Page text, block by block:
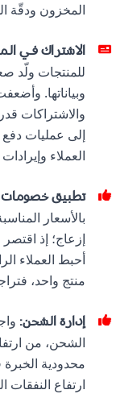
المخزون ودقّة
الاشتراك في
للمنتجات ولّد
وبياناتها.
إلى عمليات
العملاء
تطبيق خصومات
بالأسعار
إزعاج؛ إذ
أحبط العملاء
منتج واحد،
إدارة الشحن:
الشحن، من
محدودية
ارتفاع النفقات